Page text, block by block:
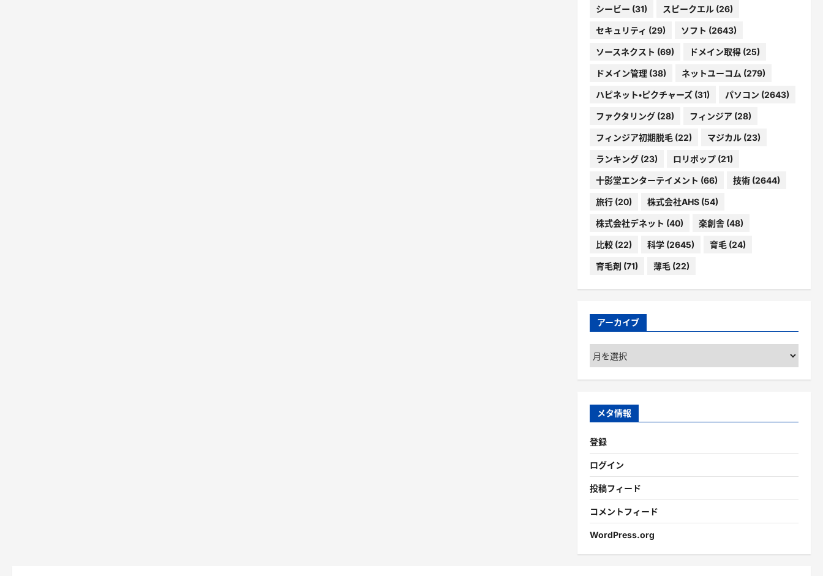
シービー (31) スピークエル(26)
セキュリティ (29) ソフト (2643)
ソースネクスト (69) ドメイン取得(25)
ドメイン管理(38) ネットユーコム (279)
ハピネット・ピクチャーズ(31) パソコン (2643)
ファクタリング(28) フィンジア(28)
フィンジア初期脱毛(22) マジカル(23)
ランキング(23) ロリポップ(21)
十影堂エンターテイメント (66) 技術(2644)
旅行(20) 株式会社AHS(54)
株式会社デネット (40) 楽創舎(48)
比較(22) 科学(2645) 育毛(24)
育毛剤 (71) 薄毛(22)
アーカイブ
ア
ー
カ
ブ
メタ情報
登録
ログイン
投稿フィード
コメントフィード
WordPress.org